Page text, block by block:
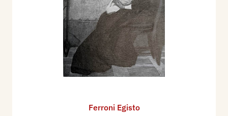
Ferroni Egisto